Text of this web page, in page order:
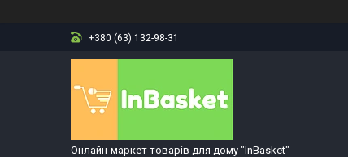
+380 (63) 132-98-31
Онлайн-маркет товарів для дому "InBasket"